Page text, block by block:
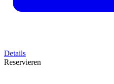
Details
Reservieren